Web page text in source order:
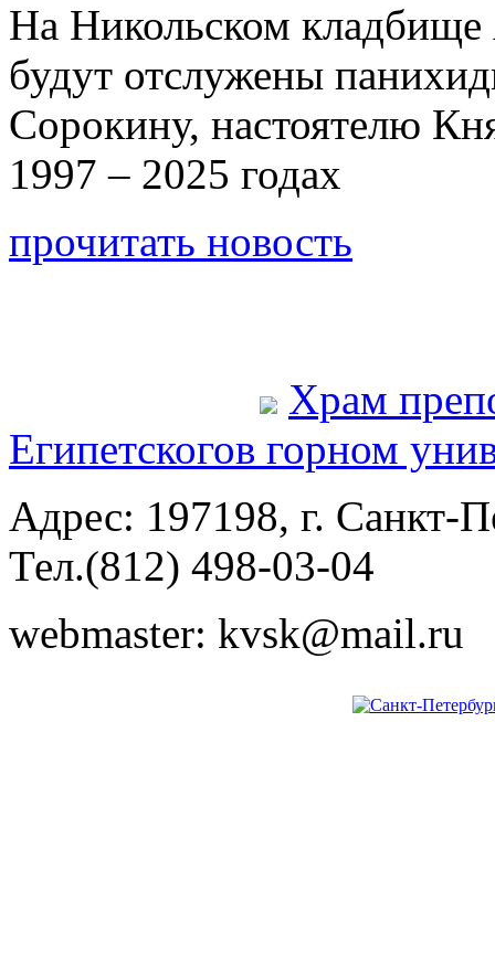
На Никольском
будут отслужены
Сорокину, настоятелю
1997 – 2025 годах
прочитать новость
Храм
Египетскогов горном
Адрес: 197198, г. Санкт-
Тел.(812) 498-03-04
webmaster: kvsk@mail.ru